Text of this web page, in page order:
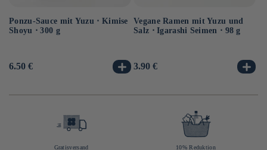
Ponzu-Sauce mit Yuzu ⋅ Kimise
Shoyu ⋅ 300 g
Normaler
6.50 €
Vegane Ramen mit Yuzu und
Salz ⋅ Igarashi Seimen ⋅ 98 g
Normaler
3.90 €
Gratisversand 10% Reduktion